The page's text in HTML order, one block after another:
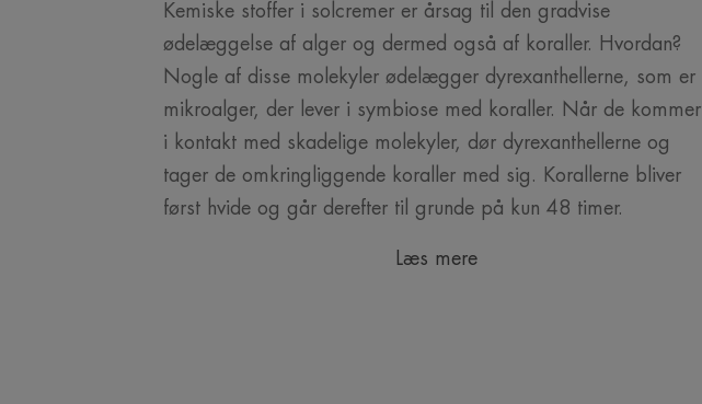
Kemiske stoffer i solcremer er årsag til den gradvise
ødelæggelse af alger og dermed også af koraller. Hvordan?
Nogle af disse molekyler ødelægger dyrexanthellerne, som er
mikroalger, der lever i symbiose med koraller. Når de kommer
i kontakt med skadelige molekyler, dør dyrexanthellerne og
tager de omkringliggende koraller med sig. Korallerne bliver
først hvide og går derefter til grunde på kun 48 timer.
Læs mere